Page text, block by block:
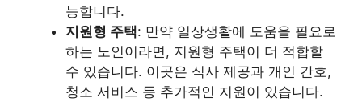
능합니다.
지원형 주택: 만약 일상생활에 도움을 필요로
하는 노인이라면, 지원형 주택이 더 적합할
수 있습니다. 이곳은 식사 제공과 개인 간호,
청소 서비스 등 추가적인 지원이 있습니다.